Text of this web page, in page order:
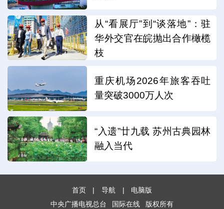
从“看展厅”到“谈落地”：驻
华外交官在皖抛出合作橄榄
枝
重庆机场2026年旅客吞吐
量突破3000万人次
“入遗”廿九载 苏州古典园林
融入当代
首页 | 导航 |
电脑版
中央广播电视总台
国际在线 版权所有